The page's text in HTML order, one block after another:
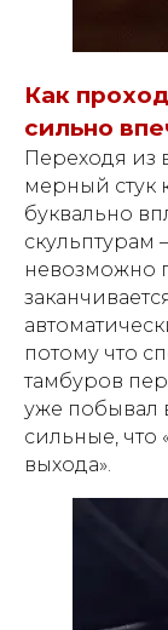
Как
сильно
Переходя из
мерный стук
буквально
скульптурам
невозможно
потому что
тамбуров
уже побывал
сильные, что
выхода».